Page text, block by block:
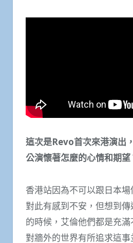
這次是Revo首次來港演出
公演懷著怎麼的心情和期望
香港站因為不可以跟日本場
對此有感到不安，但想到傳
的時候，艾倫他們都是充滿
對牆外的世界有所追求這